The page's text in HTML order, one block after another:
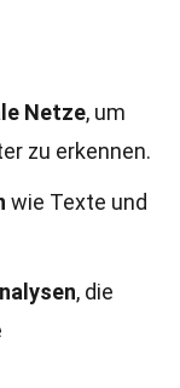
Netze, um
zu erkennen.
wie Texte und
, die